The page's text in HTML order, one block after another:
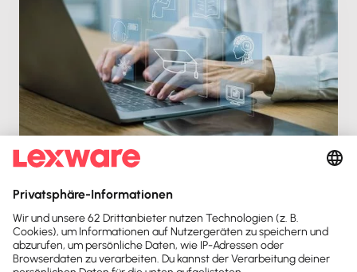
Fachschulung
Buchhaltung digitalisieren: So gestaltest du den
Umstieg sicher und erfolgreich
Do. 10.09.2026, 08:00 Uhr
Live
120 min
69,95 €
zzgl. MwSt.